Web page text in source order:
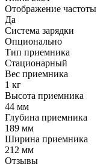
Отображение частоты
Да
Система зарядки
Опционально
Тип приемника
Стационарный
Вес приемника
1 кг
Высота приемника
44 мм
Глубина приемника
189 мм
Ширина приемника
212 мм
Отзывы